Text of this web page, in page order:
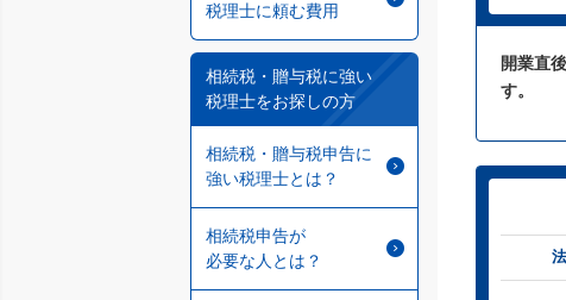
税理士に頼む費用
相続税・贈与税に強い
税理士をお探しの方
相続税・贈与税申告に
強い税理士とは？
相続税申告が
必要な人とは？
開業直
す。